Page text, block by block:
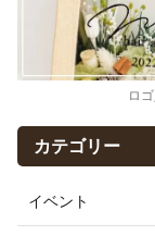
ロ
カテゴリー
イベント